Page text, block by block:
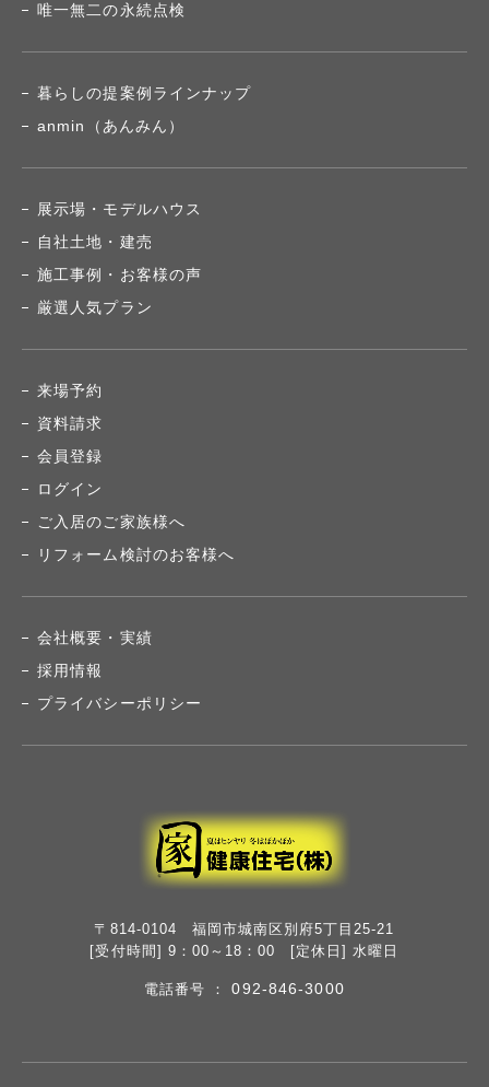
唯一無二の永続点検
暮らしの提案例ラインナップ
anmin（あんみん）
展示場・モデルハウス
自社土地・建売
施工事例・お客様の声
厳選人気プラン
来場予約
資料請求
会員登録
ログイン
ご入居のご家族様へ
リフォーム検討のお客様へ
会社概要・実績
採用情報
プライバシーポリシー
〒814-0104 福岡市城南区別府5丁目25-21
[受付時間] 9：00～18：00 [定休日] 水曜日
電話番号 ：092-846-3000